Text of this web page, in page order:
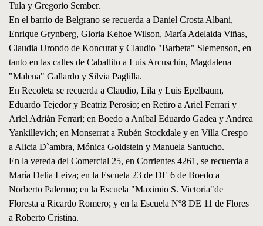
Tula y Gregorio Sember.
En el barrio de Belgrano se recuerda a Daniel Crosta Albani,
Enrique Grynberg, Gloria Kehoe Wilson, María Adelaida Viñas,
Claudia Urondo de Koncurat y Claudio "Barbeta" Slemenson, en
tanto en las calles de Caballito a Luis Arcuschin, Magdalena
"Malena" Gallardo y Silvia Paglilla.
En Recoleta se recuerda a Claudio, Lila y Luis Epelbaum,
Eduardo Tejedor y Beatriz Perosio; en Retiro a Ariel Ferrari y
Ariel Adrián Ferrari; en Boedo a Aníbal Eduardo Gadea y Andrea
Yankillevich; en Monserrat a Rubén Stockdale y en Villa Crespo
a Alicia D`ambra, Mónica Goldstein y Manuela Santucho.
En la vereda del Comercial 25, en Corrientes 4261, se recuerda a
María Delia Leiva; en la Escuela 23 de DE 6 de Boedo a
Norberto Palermo; en la Escuela "Maximio S. Victoria"de
Floresta a Ricardo Romero; y en la Escuela Nº8 DE 11 de Flores
a Roberto Cristina.